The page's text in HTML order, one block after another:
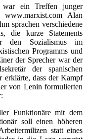
war ein Treffen junger
Alan
sprachen verschiedene
die kurze Statements
den Sozialismus im
Programms und
der Sprecher war der
der spanischen
erklärte, dass der Kampf
von Lenin formulierten
Funktionäre mit dem
soll einen höheren
statt eines